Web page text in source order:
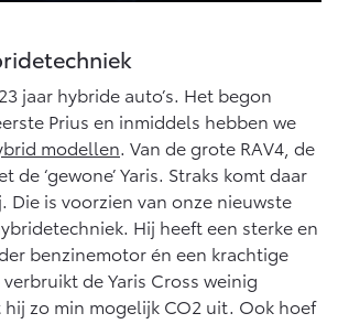
jaar hybride auto’s. Het begon
Prius en inmiddels hebben we
modellen. Van de grote RAV4, de
de ‘gewone’ Yaris. Straks komt daar
Die is voorzien van onze nieuwste
Hij heeft een sterke en
benzinemotor én een krachtige
de Yaris Cross weinig
zo min mogelijk CO2 uit. Ook hoef